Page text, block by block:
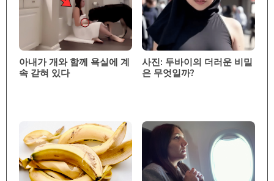
아내가 개와 함께 욕실에 계
속 갇혀 있다
사진: 두바이의 더러운 비밀
은 무엇일까?